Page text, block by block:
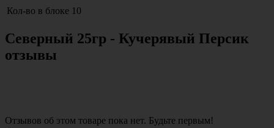
Кол-во в блоке 10
Северный 25гр - Кучерявый Персик
отзывы
Отзывов об этом товаре пока нет. Будьте первым!